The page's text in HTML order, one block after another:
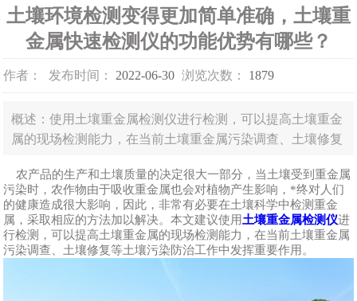
土壤环境检测变得更加简单准确，土壤重
金属快速检测仪的功能优势有哪些？
作者： 发布时间： 2022-06-30 浏览次数： 1879
概述：使用土壤重金属检测仪进行检测，可以提高土壤重金
属的现场检测能力，在当前土壤重金属污染调查、土壤修复
农产品的生产和土壤质量的决定很大一部分，当土壤受到重金属
污染时，农作物由于吸收重金属也会对植物产生影响，*终对人们
的健康造成很大影响，因此，非常有必要在土壤科学中检测重金
属，采取相应的方法加以解决。本文建议使用土壤重金属检测仪进
行检测，可以提高土壤重金属的现场检测能力，在当前土壤重金属
污染调查、土壤修复等土壤污染防治工作中发挥重要作用。